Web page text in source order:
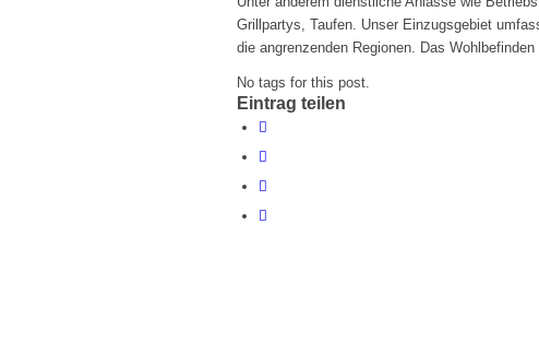
Grillpartys, Taufen. Unser Einzugsgebiet
die angrenzenden Regionen. Das
No tags for this post.
Eintrag teilen